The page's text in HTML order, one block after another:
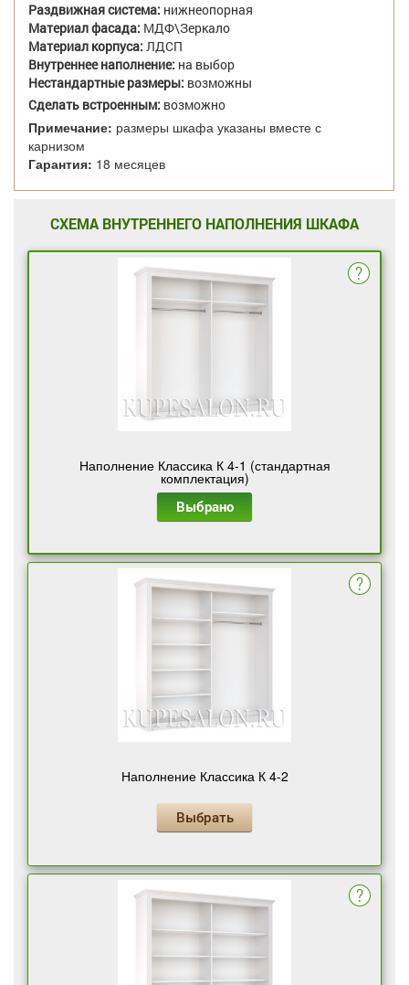
Раздвижная система: нижнеопорная
Материал фасада: МДФ\Зеркало
Материал корпуса: ЛДСП
Внутреннее наполнение: на выбор
Нестандартные размеры: возможны
Сделать встроенным: возможно
Примечание: размеры шкафа указаны вместе с
карнизом
Гарантия: 18 месяцев
СХЕМА ВНУТРЕННЕГО НАПОЛНЕНИЯ ШКАФА
Наполнение Классика К 4-1 (стандартная
комплектация)
Выбрано
Наполнение Классика К 4-2
Выбрать